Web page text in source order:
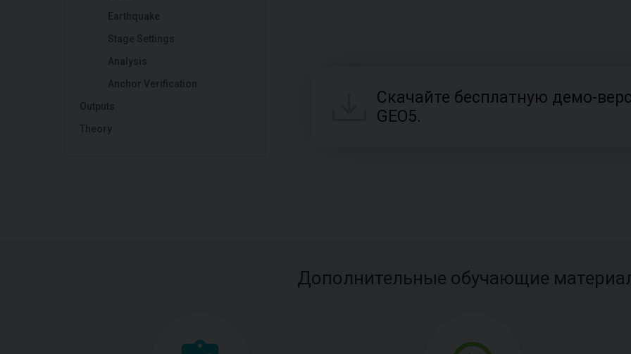
Earthquake
Stage Settings
Analysis
Anchor Verification
Outputs
Theory
Скачайте бесплатную демо-
GEO5.
Дополнительные обучающие